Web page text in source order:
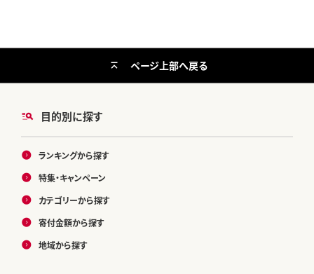
目的別に探す
ランキングから探す
特集・キャンペーン
カテゴリーから探す
寄付金額から探す
地域から探す
ページ上部へ戻る